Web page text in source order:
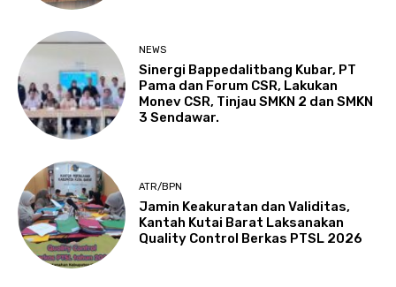
NEWS
Sinergi Bappedalitbang Kubar, PT
Pama dan Forum CSR, Lakukan
Monev CSR, Tinjau SMKN 2 dan SMKN
3 Sendawar.
ATR/BPN
Jamin Keakuratan dan Validitas,
Kantah Kutai Barat Laksanakan
Quality Control Berkas PTSL 2026